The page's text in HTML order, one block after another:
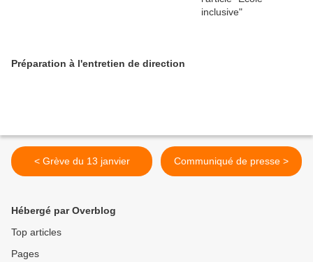
Préparation à l'entretien de direction
< Grève du 13 janvier Communiqué de presse >
Hébergé par Overblog
Top articles
Pages